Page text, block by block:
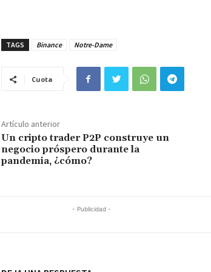
TAGS Binance Notre-Dame
Cuota
Artículo anterior
Un cripto trader P2P construye un
negocio próspero durante la
pandemia, ¿cómo?
- Publicidad -